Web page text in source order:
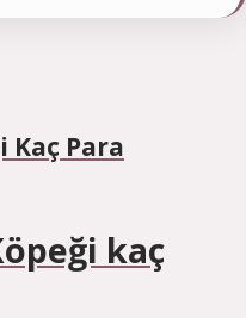
Kaç Para
kaç